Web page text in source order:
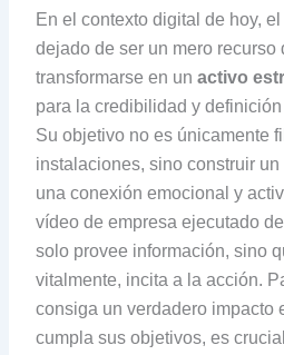
En el contexto digital de hoy,
dejado de ser un mero recurso
transformarse en unactivo
para la credibilidad y
Su objetivo no es únicamente
instalaciones, sino construir
una conexión emocional y
vídeo de empresa ejecutado
solo provee información, sino
vitalmente, incita a la acción.
consiga un verdadero impacto
cumpla sus objetivos, es